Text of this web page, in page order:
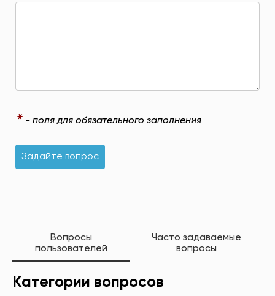
* - поля для обязательного заполнения
Задайте вопрос
Вопросы
пользователей
Часто задаваемые
вопросы
Категории вопросов